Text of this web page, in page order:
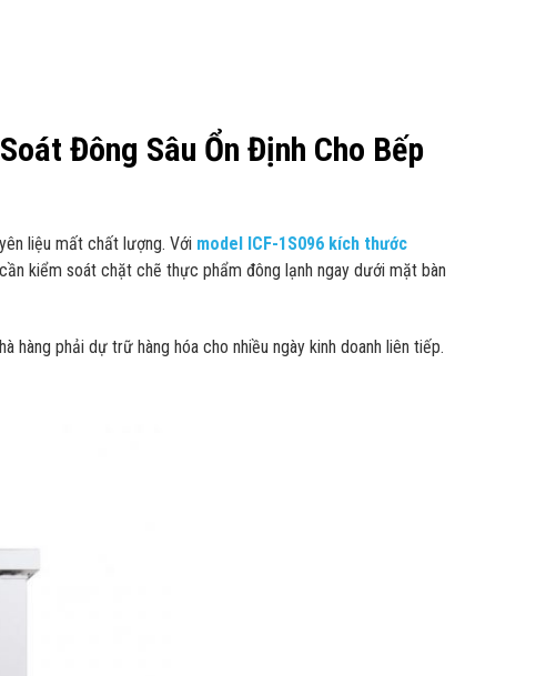
Đông Sâu Ổn Định Cho Bếp
liệu mất chất lượng. Với model ICF-1S096 kích thước
kiểm soát chặt chẽ thực phẩm đông lạnh ngay dưới mặt bàn
phải dự trữ hàng hóa cho nhiều ngày kinh doanh liên tiếp.